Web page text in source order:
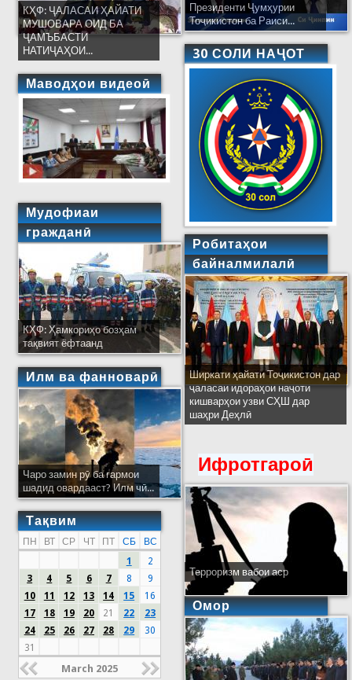
КҲФ: ҶАЛАСАИ ҲАЙАТИ
МУШОВАРА ОИД БА
ҶАМЪБАСТИ
НАТИҶАҲОИ...
Маводҳои видеоӣ
Мудофиаи
гражданӣ
КҲФ: Ҳамкориҳо бозҳам
тақвият ёфтаанд
Илм ва фанноварӣ
Чаро замин рӯ ба гармои
шадид овардааст? Илм чӣ...
Тақвим
ПН ВТ СР ЧТ ПТ СБ
ВС
1
2
3
4 5 6 7 8
9
10
11 12 13 14 15
16
17
18 19 20 21 22
23
24
25 26 27 28 29
30
31
March 2025
Президенти Ҷумҳурии
Тоҷикистон ба Раиси...
30 СОЛИ НАҶОТ
Робитаҳои
байналмилалӣ
Ширкати ҳайати Тоҷикистон дар
ҷаласаи идораҳои наҷоти
кишварҳои узви СҲШ дар
шаҳри Деҳлӣ
Ифротгароӣ
Терроризм вабои аср
Омор